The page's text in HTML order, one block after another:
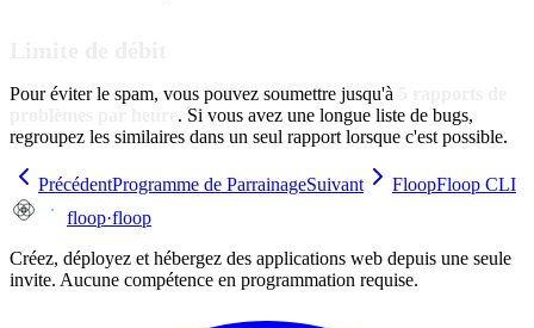
Pour éviter le spam, vous pouvez soumettre jusqu'à
. Si vous avez une longue liste de bugs,
regroupez les similaires dans un seul rapport lorsque c'est possible.
PrécédentProgramme de ParrainageSuivant
FloopFloop CLI
floop·floop
Créez, déployez et hébergez des applications web depuis une seule
invite. Aucune compétence en programmation requise.